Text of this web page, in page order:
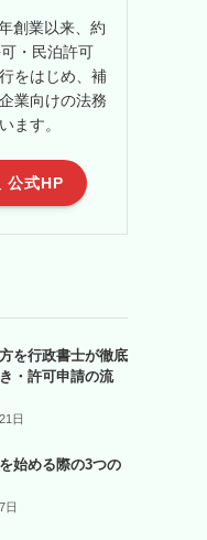
創業以来、約
・民泊許可
をはじめ、補
業向けの法務
ます。
公式HP
を行政書士が徹底
・許可申請の流
日
始める際の3つの
日